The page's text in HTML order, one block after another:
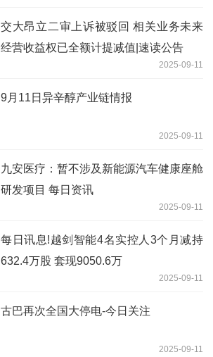
交大昂立二审上诉被驳回 相关业务未来
经营收益权已全额计提减值|速读公告
2025-09-11
9月11日异辛醇产业链情报
2025-09-11
九安医疗：暂不涉及新能源汽车健康座舱
研发项目 每日资讯
2025-09-11
每日讯息!越剑智能4名实控人3个月减持
632.4万股 套现9050.6万
2025-09-11
古巴再次全国大停电-今日关注
2025-09-11